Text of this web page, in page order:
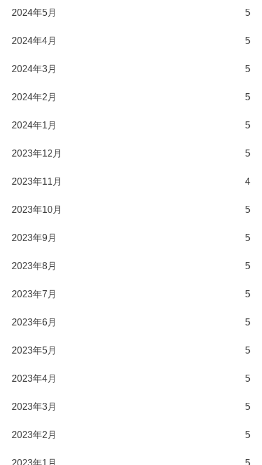
2024年5月 5
2024年4月 5
2024年3月 5
2024年2月 5
2024年1月 5
2023年12月 5
2023年11月 4
2023年10月 5
2023年9月 5
2023年8月 5
2023年7月 5
2023年6月 5
2023年5月 5
2023年4月 5
2023年3月 5
2023年2月 5
2023年1月 5